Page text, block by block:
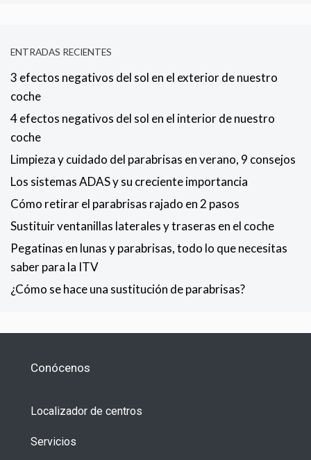
ENTRADAS RECIENTES
3 efectos negativos del sol en el exterior de nuestro
coche
4 efectos negativos del sol en el interior de nuestro
coche
Limpieza y cuidado del parabrisas en verano, 9 consejos
Los sistemas ADAS y su creciente importancia
Cómo retirar el parabrisas rajado en 2 pasos
Sustituir ventanillas laterales y traseras en el coche
Pegatinas en lunas y parabrisas, todo lo que necesitas
saber para la ITV
¿Cómo se hace una sustitución de parabrisas?
Conócenos
Localizador de centros
Servicios